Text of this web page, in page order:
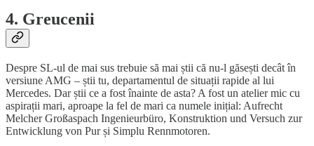
4. Greucenii
Despre SL-ul de mai sus trebuie să mai știi că nu-l găsești decât în
versiune AMG – știi tu, departamentul de situații rapide al lui
Mercedes. Dar știi ce a fost înainte de asta? A fost un atelier mic cu
aspirații mari, aproape la fel de mari ca numele inițial: Aufrecht
Melcher Großaspach Ingenieurbüro, Konstruktion und Versuch zur
Entwicklung von Pur și Simplu Rennmotoren.